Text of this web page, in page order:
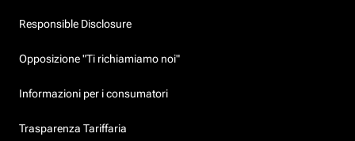
Responsible Disclosure
Opposizione "Ti richiamiamo noi"
Informazioni per i consumatori
Trasparenza Tariffaria